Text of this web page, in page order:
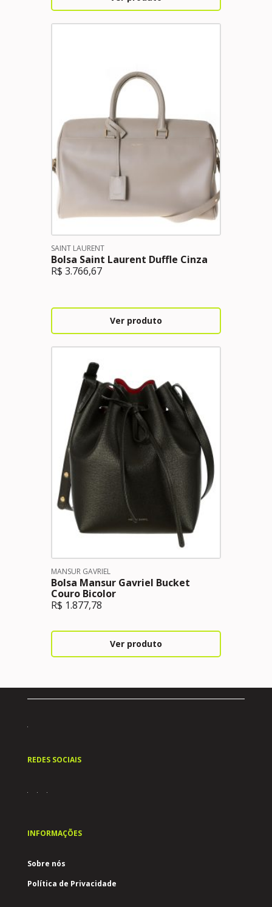
SAINT LAURENT
Bolsa Saint Laurent Duffle Cinza
R$ 3.766,67
Ver produto
MANSUR GAVRIEL
Bolsa Mansur Gavriel Bucket
Couro Bicolor
R$ 1.877,78
Ver produto
REDES SOCIAIS
INFORMAÇÕES
Sobre nós
Política de Privacidade